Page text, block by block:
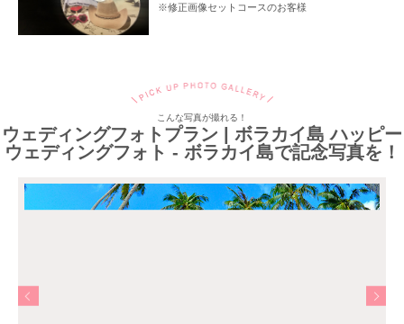
※修正画像セットコースのお客様
こんな写真が撮れる！
ウェディングフォトプラン | ボラカイ島 ハッピー
ウェディングフォト - ボラカイ島で記念写真を！